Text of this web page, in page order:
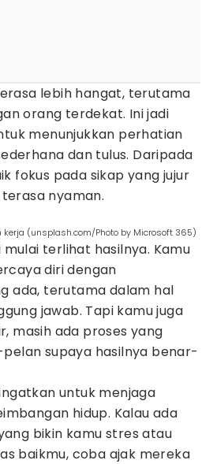
lebih hangat, terutama
orang terdekat. Ini jadi
menunjukkan perhatian
dan tulus. Daripada
fokus pada sikap yang jujur
nyaman.
(unsplash.com/Photo by Microsoft 365)
mulai terlihat hasilnya. Kamu
diri dengan
ada, terutama dalam hal
jawab. Tapi kamu juga
masih ada proses yang
supaya hasilnya benar-
untuk menjaga
hidup. Kalau ada
bikin kamu stres atau
baikmu, coba ajak mereka